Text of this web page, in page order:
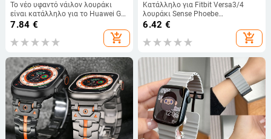
Το νέο υφαντό νάιλον λουράκι
είναι κατάλληλο για το Huawei GT
Seiko No.5 water ghost με νάιλον
7.84 €
add_shopping_cart
Κατάλληλο για Fitbit Versa3/4
λουράκι Sense Phoebe
ανταλλακτικό βραχιόλι με
6.42 €
add_shopping_cart